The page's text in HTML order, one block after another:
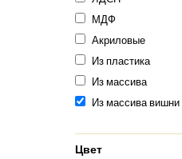
МДФ
Акриловые
Из пластика
Из массива
Из массива вишни
Цвет